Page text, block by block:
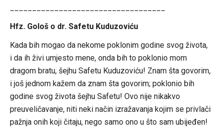
Hfz. Gološ o dr. Safetu Kuduzoviću
Kada bih mogao da nekome poklonim godine svog života,
i da ih živi umjesto mene, onda bih to poklonio mom
dragom bratu, šejhu Safetu Kuduzoviću! Znam šta govorim,
i još jednom kažem da znam šta govorim; poklonio bih
godine svog života šejhu Safetu! Ovo nije nikakvo
preuveličavanje, niti neki način izražavanja kojim se privlači
pažnja onih koji čitaju, nego samo ono u što sam ubijeđen!